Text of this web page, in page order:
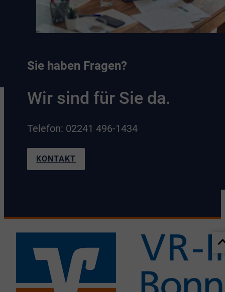
Sie haben Fragen?
Wir sind für Sie da.
Telefon: 02241 496-1434
KONTAKT